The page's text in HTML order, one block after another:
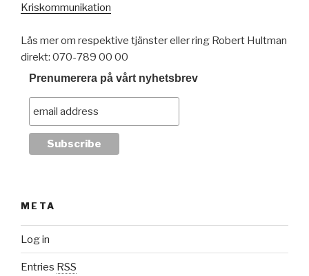
Kriskommunikation
Läs mer om respektive tjänster eller ring Robert Hultman
direkt: 070-789 00 00
Prenumerera på vårt nyhetsbrev
META
Log in
Entries RSS